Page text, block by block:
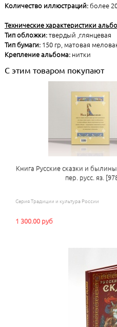
Количество иллюстраций:более
Технические характеристики
Тип обложки:твердый ,глянцевая
Тип бумаги: 150 гр, матовая
Крепление альбома:нитки
С этим товаром покупают
Книга Русские сказки и
пер. русс. яз.
Серия Традиции и культура России
1 300.00 руб